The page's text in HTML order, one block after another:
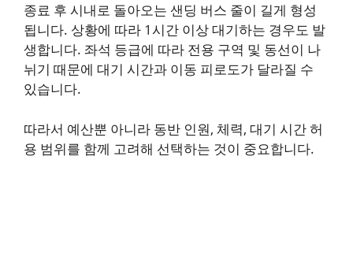
종료 후 시내로 돌아오는 샌딩 버스 줄이 길게 형성
됩니다. 상황에 따라 1시간 이상 대기하는 경우도 발
생합니다. 좌석 등급에 따라 전용 구역 및 동선이 나
뉘기 때문에 대기 시간과 이동 피로도가 달라질 수
있습니다.
따라서 예산뿐 아니라 동반 인원, 체력, 대기 시간 허
용 범위를 함께 고려해 선택하는 것이 중요합니다.